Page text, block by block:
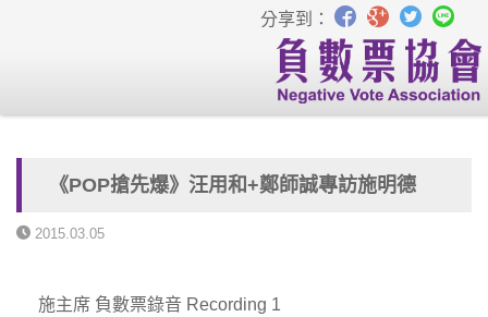
分享到：
《POP搶先爆》汪用和+鄭師誠專訪施明德
2015.03.05
施主席 負數票錄音 Recording 1